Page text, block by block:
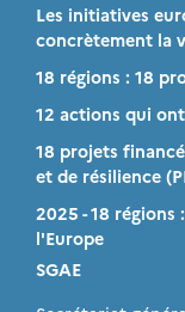
Les initiatives
concrètement la
18 régions : 18
12 actions qui
18 projets
et de résilience
2025 - 18
l'Europe
SGAE